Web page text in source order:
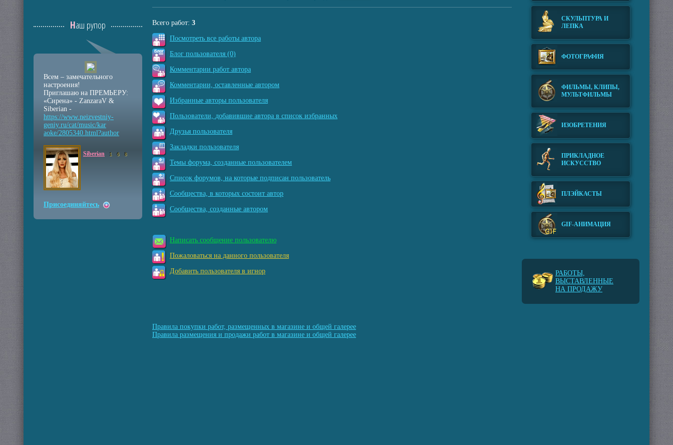
Всего работ: 3
Посмотреть все работы автора
Блог пользователя (0)
Комментарии работ автора
Комментарии, оставленные автором
Избранные авторы пользователя
Пользователи, добавившие автора в список избранных
Друзья пользователя
Закладки пользователя
Темы форума, созданные пользователем
Список форумов, на которые подписан пользователь
Сообщества, в которых состоит автор
Сообщества, созданные автором
Написать сообщение пользователю
Пожаловаться на данного пользователя
Добавить пользователя в игнор
Правила покупки работ, размещенных в магазине и общей галерее
Правила размещения и продажи работ в магазине и общей галерее
Наш рупор
Всем – замечательного
настроения!
Приглашаю на ПРЕМЬЕРУ:
«Сирена» - ZanzaraV &
Siberian -
https://www.neizvestniy-
geniy.ru/cat/music/kar
aoke/2805340.html?author
Siberian 1 6 8
Присоединяйтесь
СКУЛЬПТУРА И
ЛЕПКА
ФОТОГРАФИЯ
ФИЛЬМЫ, КЛИПЫ,
МУЛЬТФИЛЬМЫ
ИЗОБРЕТЕНИЯ
ПРИКЛАДНОЕ
ИСКУССТВО
ПЛЭЙКАСТЫ
GIF-АНИМАЦИЯ
РАБОТЫ,
ВЫСТАВЛЕННЫЕ
НА ПРОДАЖУ